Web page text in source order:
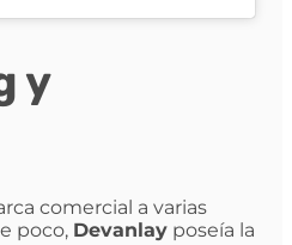
y
comercial a varias
poco, Devanlayposeía la